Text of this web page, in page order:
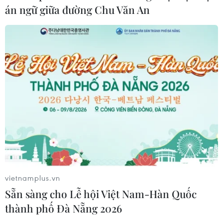
31/07/2026 04:54
Vietjet bứt phá với mạng bay quốc tế,
đội tàu đặt hàng hơn 600 máy bay
31/07/2026 04:19
OneU tại Bưu điện Thành phố Hồ
Chí Minh
31/07/2026 03:05
Xem thêm
án ngữ giữa đường Chu Văn An
vietnamplus.vn
Sẵn sàng cho Lễ hội Việt Nam-Hàn Quốc
thành phố Đà Nẵng 2026